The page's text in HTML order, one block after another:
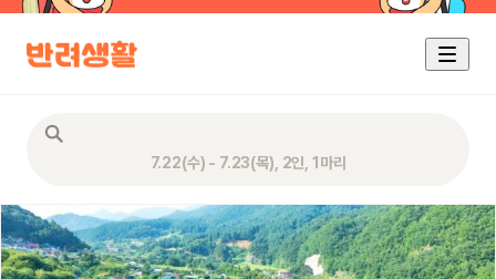
7.22(수) - 7.23(목), 2인, 1마리